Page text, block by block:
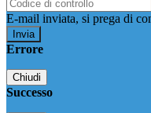
E-mail inviata, si prega di
Errore
Chiudi
Successo